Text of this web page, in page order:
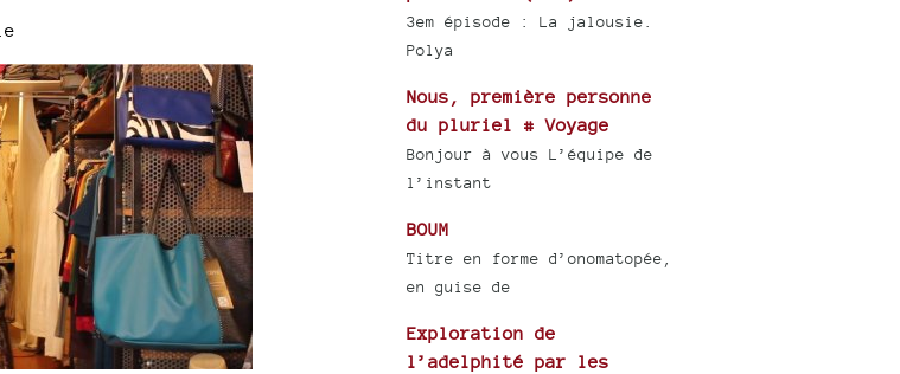
3em épisode : La jalousie.
Polya
Nous, première personne
du pluriel # Voyage
Bonjour à vous L’équipe de
l’instant
BOUM
Titre en forme d’onomatopée,
en guise de
Exploration de
l’adelphité par les